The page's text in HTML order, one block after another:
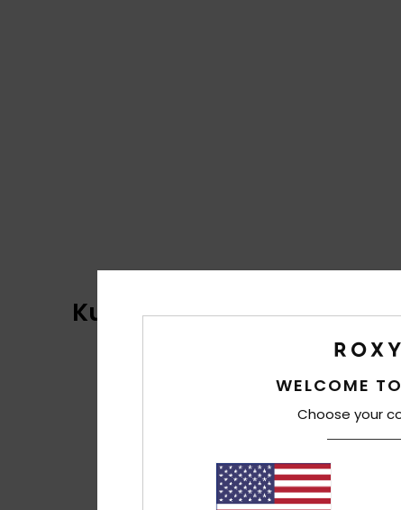
Kundenbewertungen
WELCOME
Choose your